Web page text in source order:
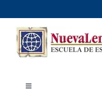
to
content
Toggle